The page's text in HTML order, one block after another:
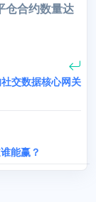
仓合约数量达
交数据核心网关
能赢？